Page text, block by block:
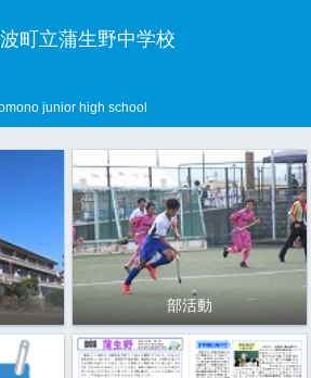
町立蒲生野中学校
junior high school
部活動